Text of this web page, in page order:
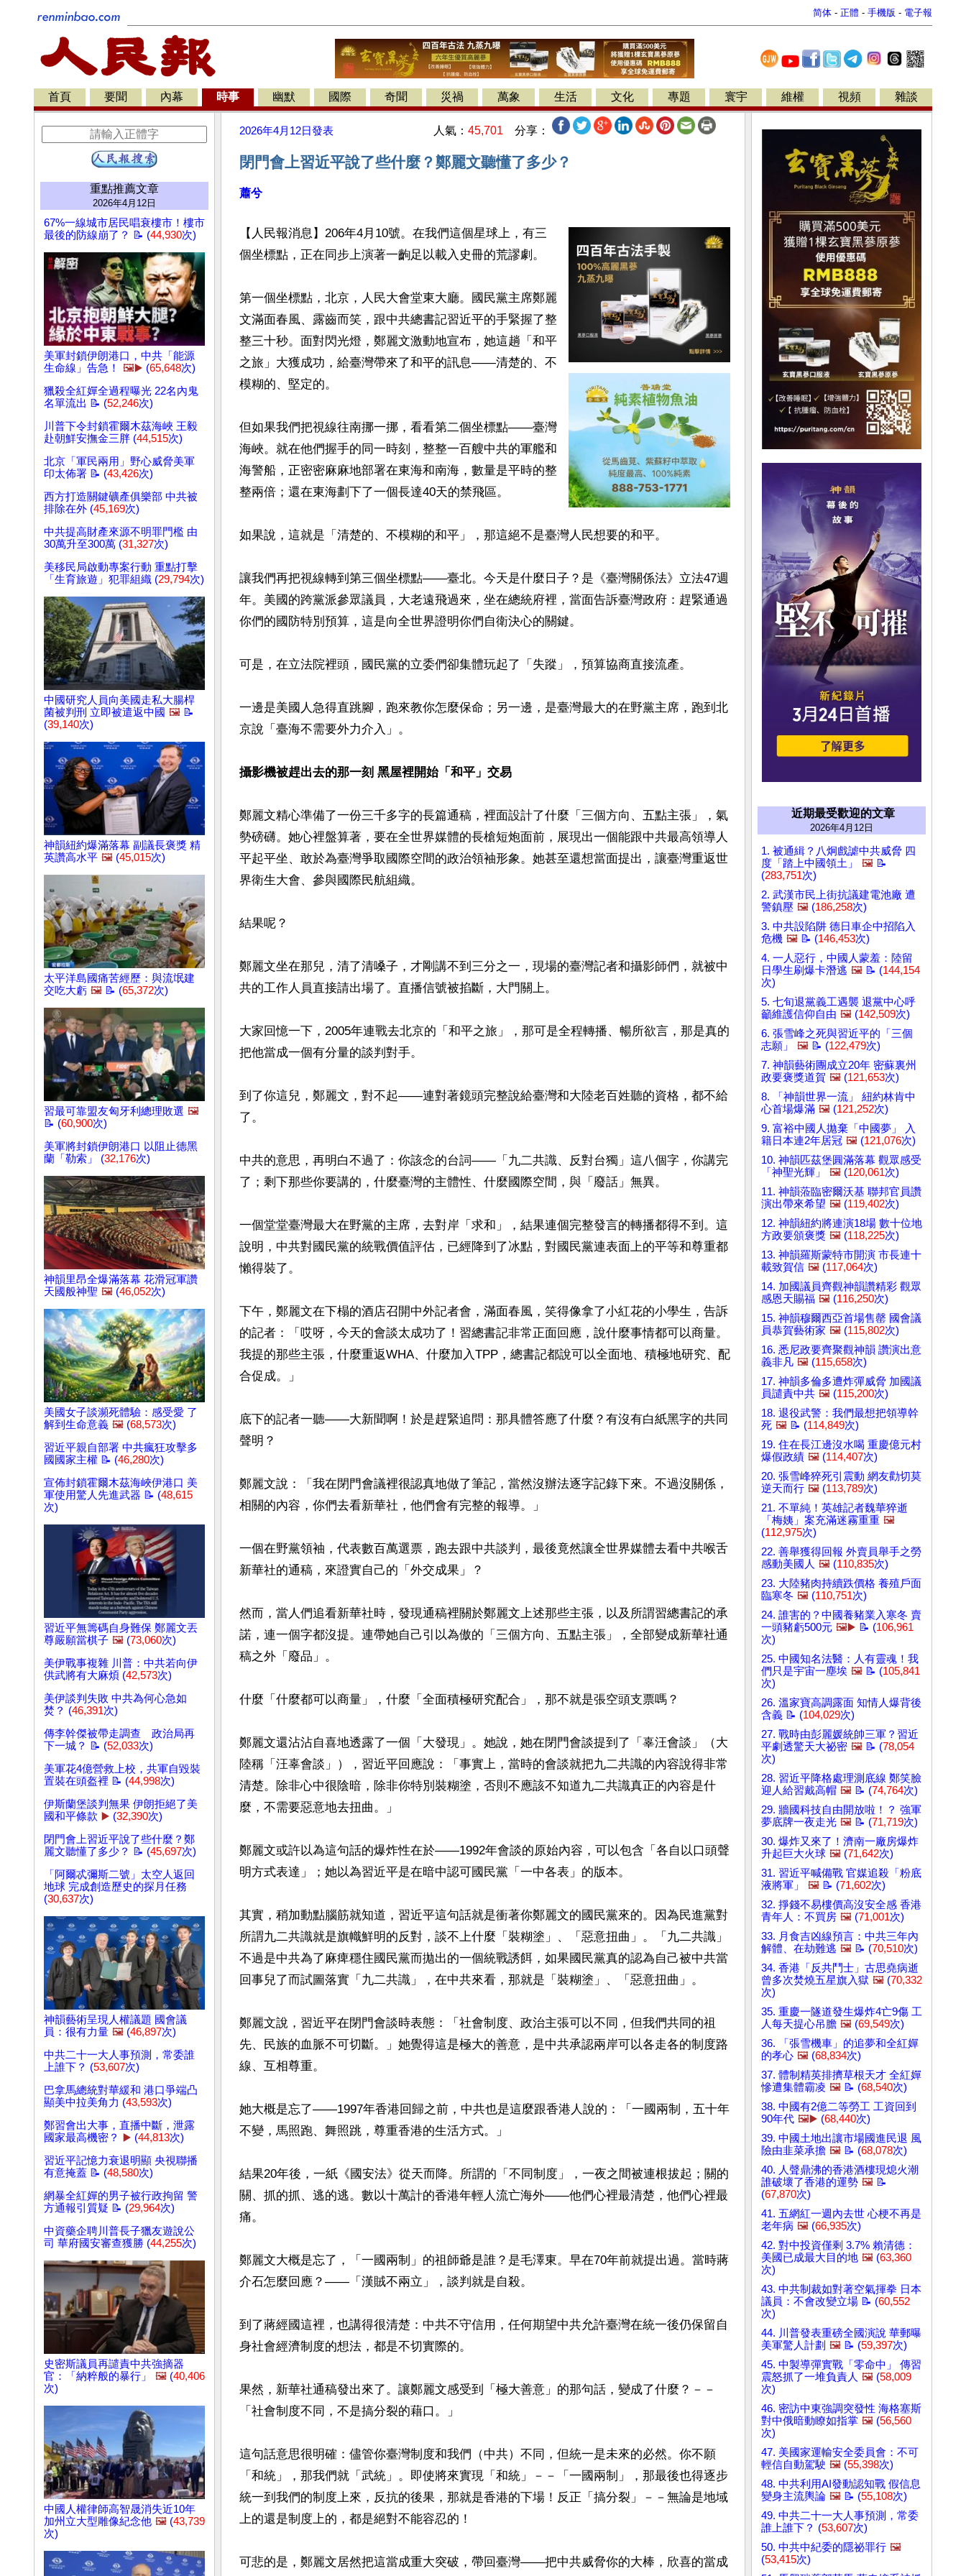
简体 - 正體 - 手機版 - 電子報
首頁 要聞 內幕 時事 幽默 國際 奇聞 災禍 萬象 生活 文化 專題 寰宇 維權 視頻 雜談
重點推薦文章
2026年4月12日
67%一線城市居民唱衰樓市！樓市
最後的防線崩了？ 📝 (44,930次)
美軍封鎖伊朗港口，中共「能源
生命線」告急！
🖼️▶️ (65,648次)
獵殺全紅嬋全過程曝光 22名內鬼
名單流出 📝 (52,246次)
川普下令封鎖霍爾木茲海峽 王毅
赴朝鮮安撫金三胖 (44,515次)
北京「軍民兩用」野心威脅美軍
印太佈署 📝 (43,426次)
西方打造關鍵礦產俱樂部 中共被
排除在外 (45,169次)
中共提高財產來源不明罪門檻 由
30萬升至300萬 (31,327次)
美移民局啟動專案行動 重點打擊
「生育旅遊」犯罪組織 (29,794次)
中國研究人員向美國走私大腸桿
菌被判刑 立即被遣返中國 🖼️ 📝
(39,140次)
神韻紐約爆滿落幕 副議長褒獎 精
英讚高水平 🖼️ (45,015次)
太平洋島國痛苦經歷：與流氓建
交吃大虧 🖼️ 📝 (65,372次)
習最可靠盟友匈牙利總理敗選 🖼️
📝 (60,900次)
美軍將封鎖伊朗港口 以阻止德黑
蘭「勒索」 (32,176次)
神韻里昂全爆滿落幕 花滑冠軍讚
天國般神聖 🖼️ (46,052次)
美國女子談瀕死體驗：感受愛 了
解到生命意義 🖼️ (68,573次)
習近平親自部署 中共瘋狂攻擊多
國國家主權 📝 (46,280次)
宣佈封鎖霍爾木茲海峽伊港口 美
軍使用驚人先進武器 📝 (48,615
次)
習近平無籌碼自身難保 鄭麗文丟
尊嚴願當棋子 🖼️ (73,060次)
美伊戰事複雜 川普：中共若向伊
供武將有大麻煩 (42,573次)
美伊談判失敗 中共為何心急如
焚？ (46,391次)
傳李幹傑被帶走調查 政治局再
下一城？ 📝 (52,033次)
美軍花4億營救上校，共軍自毀裝
置裝在頭盔裡 📝 (44,998次)
伊斯蘭堡談判無果 伊朗拒絕了美
國和平條款 ▶️ (32,390次)
閉門會上習近平說了些什麼？鄭
麗文聽懂了多少？ 📝 (45,697次)
「阿爾忒彌斯二號」太空人返回
地球 完成創造歷史的探月任務
(30,637次)
神韻藝術呈現人權議題 國會議
員：很有力量 🖼️ (46,897次)
中共二十一大人事預測，常委誰
上誰下？ (53,607次)
巴拿馬總統對華緩和 港口爭端凸
顯美中拉美角力 (43,593次)
鄭習會出大事，直播中斷，泄露
國家最高機密？
▶️ (44,813次)
習近平記憶力衰退明顯 央視聯播
有意掩蓋 📝 (48,580次)
網暴全紅嬋的男子被行政拘留 警
方通報引質疑 📝 (29,964次)
中資藥企聘川普長子獵友遊說公
司 華府國安審查獲勝 (44,255次)
史密斯議員再譴責中共強摘器
官：「納粹般的暴行」
🖼️ (40,406
次)
中國人權律師高智晟消失近10年
加州立大型雕像紀念他 🖼️ (43,739
次)
2026年4月12日發表 人氣： 45,701 分享：
閉門會上習近平說了些什麼？鄭麗文聽懂了多少？
蕭兮
【人民報消息】206年4月10號。在我們這個星球上，有三
個坐標點，正在同步上演著一齣足以載入史冊的荒謬劇。
第一個坐標點，北京，人民大會堂東大廳。國民黨主席鄭麗
文滿面春風、露齒而笑，跟中共總書記習近平的手緊握了整
整三十秒。面對閃光燈，鄭麗文激動地宣布，她這趟「和平
之旅」大獲成功，給臺灣帶來了和平的訊息——清楚的、不
模糊的、堅定的。
但如果我們把視線往南挪一挪，看看第二個坐標點——臺灣
海峽。就在他們握手的同一時刻，整整一百艘中共的軍艦和
海警船，正密密麻麻地部署在東海和南海，數量是平時的整
整兩倍；還在東海劃下了一個長達40天的禁飛區。
如果說，這就是「清楚的、不模糊的和平」，那這絕不是臺灣人民想要的和平。
讓我們再把視線轉到第三個坐標點——臺北。今天是什麼日子？是《臺灣關係法》立法47週
年。美國的跨黨派參眾議員，大老遠飛過來，坐在總統府裡，當面告訴臺灣政府：趕緊通過
你們的國防特別預算，這是向全世界證明你們自衛決心的關鍵。
可是，在立法院裡頭，國民黨的立委們卻集體玩起了「失蹤」，預算協商直接流產。
一邊是美國人急得直跳腳，跑來教你怎麼保命；另一邊，是臺灣最大的在野黨主席，跑到北
京說「臺海不需要外力介入」。
攝影機被趕出去的那一刻 黑屋裡開始「和平」交易
鄭麗文精心準備了一份三千多字的長篇通稿，裡面設計了什麼「三個方向、五點主張」，氣
勢磅礴。她心裡盤算著，要在全世界媒體的長槍短炮面前，展現出一個能跟中共最高領導人
平起平坐、敢於為臺灣爭取國際空間的政治領袖形象。她甚至還想當面提出，讓臺灣重返世
界衛生大會、參與國際民航組織。
結果呢？
鄭麗文坐在那兒，清了清嗓子，才剛講不到三分之一，現場的臺灣記者和攝影師們，就被中
共的工作人員直接請出場了。直播信號被掐斷，大門關上。
大家回憶一下，2005年連戰去北京的「和平之旅」，那可是全程轉播、暢所欲言，那是真的
把他當成一個有分量的談判對手。
到了你這兒，鄭麗文，對不起——連對著鏡頭完整說給臺灣和大陸老百姓聽的資格，都不給
了。
中共的意思，再明白不過了：你該念的台詞——「九二共識、反對台獨」這八個字，你講完
了；剩下那些你要講的，什麼臺灣的主體性、什麼國際空間，與「廢話」無異。
一個堂堂臺灣最大在野黨的主席，去對岸「求和」，結果連個完整發言的轉播都得不到。這
說明，中共對國民黨的統戰價值評估，已經降到了冰點，對國民黨連表面上的平等和尊重都
懶得裝了。
下午，鄭麗文在下榻的酒店召開中外記者會，滿面春風，笑得像拿了小紅花的小學生，告訴
的記者：「哎呀，今天的會談太成功了！習總書記非常正面回應，說什麼事情都可以商量。
我提的那些主張，什麼重返WHA、什麼加入TPP，總書記都說可以全面地、積極地研究、配
合促成。」
底下的記者一聽——大新聞啊！於是趕緊追問：那具體答應了什麼？有沒有白紙黑字的共同
聲明？
鄭麗文說：「我在閉門會議裡很認真地做了筆記，當然沒辦法逐字記錄下來。不過沒關係，
相關的內容，你們去看新華社，他們會有完整的報導。」
一個在野黨領袖，代表數百萬選票，跑去跟中共談判，最後竟然讓全世界媒體去看中共喉舌
新華社的通稿，來證實自己的「外交成果」？
然而，當人們追看新華社時，發現通稿裡關於鄭麗文上述那些主張，以及所謂習總書記的承
諾，連一個字都沒提。連帶她自己引以為傲的「三個方向、五點主張」，全部變成新華社通
稿之外「廢品」。
什麼「什麼都可以商量」，什麼「全面積極研究配合」，那不就是張空頭支票嗎？
鄭麗文還沾沾自喜地透露了一個「大發現」。她說，她在閉門會談提到了「辜汪會談」（大
陸稱「汪辜會談」），習近平回應說：「事實上，當時的會談就把九二共識的內容說得非常
清楚。除非心中很陰暗，除非你特別裝糊塗，否則不應該不知道九二共識真正的內容是什
麼，不需要惡意地去扭曲。」
鄭麗文或許以為這句話的爆炸性在於——1992年會談的原始內容，可以包含「各自以口頭聲
明方式表達」；她以為習近平是在暗中認可國民黨「一中各表」的版本。
其實，稍加動點腦筋就知道，習近平這句話就是衝著你鄭麗文的國民黨來的。因為民進黨對
所謂九二共識就是旗幟鮮明的反對，談不上什麼「裝糊塗」、「惡意扭曲」。「九二共識」
不過是中共為了麻痺穩住國民黨而拋出的一個統戰誘餌，如果國民黨真的認為自己被中共當
回事兒了而試圖落實「九二共識」，在中共來看，那就是「裝糊塗」、「惡意扭曲」。
鄭麗文說，習近平在閉門會談時表態：「社會制度、政治主張可以不同，但我們共同的祖
先、民族的血脈不可切斷。」她覺得這是極大的善意，是中共承認兩岸可以各走各的制度路
線、互相尊重。
她大概是忘了——1997年香港回歸之前，中共也是這麼跟香港人說的：「一國兩制，五十年
不變，馬照跑、舞照跳，尊重香港的生活方式。」
結果20年後，一紙《國安法》從天而降。所謂的「不同制度」，一夜之間被連根拔起；關的
關、抓的抓、逃的逃。數以十萬計的香港年輕人流亡海外——他們心裡最清楚，他們心裡最
痛。
鄭麗文大概是忘了，「一國兩制」的祖師爺是誰？是毛澤東。早在70年前就提出過。當時蔣
介石怎麼回應？——「漢賊不兩立」，談判就是自殺。
到了蔣經國這裡，也講得很清楚：中共不守信用，任何期望中共允許臺灣在統一後仍保留自
身社會經濟制度的想法，都是不切實際的。
果然，新華社通稿發出來了。讓鄭麗文感受到「極大善意」的那句話，變成了什麼？－－
「社會制度不同，不是搞分裂的藉口。」
這句話意思很明確：儘管你臺灣制度和我們（中共）不同，但統一是未來的必然。你不願
「和統」，那我們就「武統」。即使將來實現「和統」－－「一國兩制」，那最後也得逐步
統一到我們的制度上來，反抗的後果，那就是香港的下場！反正「搞分裂」－－無論是地域
上的還是制度上的，都是絕對不能容忍的！
可悲的是，鄭麗文居然把這當成重大突破，帶回臺灣——把中共威脅你的大棒，欣喜的當成
近期最受歡迎的文章
2026年4月12日
1. 被通緝？八炯戲謔中共威脅 四
度「踏上中國領土」
🖼️ 📝
(283,751次)
2. 武漢市民上街抗議建電池廠 遭
警鎮壓 🖼️ (186,258次)
3. 中共設陷阱 德日車企中招陷入
危機 🖼️ 📝 (146,453次)
4. 一人惡行，中國人蒙羞：陸留
日學生刷爆卡潛逃 🖼️ 📝 (144,154
次)
5. 七旬退黨義工遇襲 退黨中心呼
籲維護信仰自由 🖼️ (142,509次)
6. 張雪峰之死與習近平的「三個
志願」
🖼️ 📝 (122,479次)
7. 神韻藝術團成立20年 密蘇裏州
政要褒獎道賀 🖼️ (121,653次)
8. 「神韻世界一流」 紐約林肯中
心首場爆滿 🖼️ (121,252次)
9. 富裕中國人拋棄「中國夢」 入
籍日本連2年居冠 🖼️ (121,076次)
10. 神韻匹茲堡圓滿落幕 觀眾感受
「神聖光輝」
🖼️ (120,061次)
11. 神韻蒞臨密爾沃基 聯邦官員讚
演出帶來希望 🖼️ (119,402次)
12. 神韻紐約將連演18場 數十位地
方政要頒褒獎 🖼️ (118,225次)
13. 神韻羅斯蒙特市開演 市長連十
載致賀信 🖼️ (117,064次)
14. 加國議員齊觀神韻讚精彩 觀眾
感恩天賜福 🖼️ (116,250次)
15. 神韻穆爾西亞首場售罄 國會議
員恭賀藝術家 🖼️ (115,802次)
16. 悉尼政要齊聚觀神韻 讚演出意
義非凡 🖼️ (115,658次)
17. 神韻多倫多遭炸彈威脅 加國議
員譴責中共 🖼️ (115,200次)
18. 退役武警：我們最想把領導幹
死 🖼️ 📝 (114,849次)
19. 住在長江邊沒水喝 重慶億元村
爆假政績 🖼️ (114,407次)
20. 張雪峰猝死引震動 網友勸切莫
逆天而行 🖼️ (113,789次)
21. 不單純！英雄記者魏華猝逝
「梅姨」案充滿迷霧重重 🖼️
(112,975次)
22. 善舉獲得回報 外賣員舉手之勞
感動美國人 🖼️ (110,835次)
23. 大陸豬肉持續跌價格 養殖戶面
臨寒冬 🖼️ (110,751次)
24. 誰害的？中國養豬業入寒冬 賣
一頭豬虧500元 🖼️▶️ 📝 (106,961
次)
25. 中國知名法醫：人有靈魂！我
們只是宇宙一塵埃 🖼️ 📝 (105,841
次)
26. 溫家寶高調露面 知情人爆背後
含義 📝 (104,029次)
27. 戰時由彭麗媛統帥三軍？習近
平劇透驚天大祕密 🖼️ 📝 (78,054
次)
28. 習近平降格處理測底線 鄭笑臉
迎人給習戴高帽 🖼️ 📝 (74,764次)
29. 牆國科技自由開放啦！？ 強軍
夢底牌一夜走光 🖼️ 📝 (71,719次)
30. 爆炸又來了！濟南一廠房爆炸
升起巨大火球 🖼️ (71,642次)
31. 習近平喊備戰 官媒追殺「粉底
液將軍」
🖼️ 📝 (71,602次)
32. 掙錢不易樓價高沒安全感 香港
青年人：不買房 🖼️ (71,001次)
33. 月食吉凶線預言：中共三年內
解體、在劫難逃 🖼️ 📝 (70,510次)
34. 香港「反共鬥士」古思堯病逝
曾多次焚燒五星旗入獄 🖼️ (70,332
次)
35. 重慶一隧道發生爆炸4亡9傷 工
人每天提心吊膽 🖼️ (69,549次)
36. 「張雪機車」的追夢和全紅嬋
的孝心 🖼️ (68,834次)
37. 體制精英排擠草根天才 全紅嬋
慘遭集體霸凌 🖼️ 📝 (68,540次)
38. 中國有2億二等勞工 工資回到
90年代 🖼️▶️ (68,440次)
39. 中國土地出讓市場國進民退 風
險由韭菜承擔 🖼️ 📝 (68,078次)
40. 人聲鼎沸的香港酒樓現熄火潮
誰破壞了香港的運勢 🖼️ 📝
(67,870次)
41. 五網紅一週內去世 心梗不再是
老年病 🖼️ (66,935次)
42. 對中投資僅剩 3.7% 賴清德：
美國已成最大目的地 🖼️ (63,360
次)
43. 中共制裁如對著空氣揮拳 日本
議員：不會改變立場 📝 (60,552
次)
44. 川普發表重磅全國演說 華郵曝
美軍驚人計劃 🖼️ 📝 (59,397次)
45. 中製導彈實戰「零命中」 傳習
震怒抓了一堆負責人 🖼️ (58,009
次)
46. 密訪中東強調突發性 海格塞斯
對中俄暗動瞭如指掌 🖼️ (56,560
次)
47. 美國家運輸安全委員會：不可
輕信自動駕駛 🖼️ (55,398次)
48. 中共利用AI發動認知戰 假信息
變身主流輿論 🖼️ 📝 (55,108次)
49. 中共二十一大人事預測，常委
誰上誰下？ (53,607次)
50. 中共中紀委的隱祕罪行 🖼️
(53,415次)